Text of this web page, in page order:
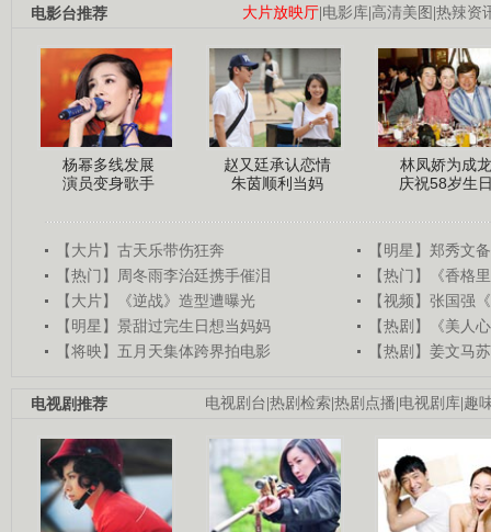
大片放映厅|电影库|高清美图 |热辣资
电影台推荐
杨幂多线发展
演员变身歌手
赵又廷承认恋情
朱茵顺利当妈
林凤娇为成龙
庆祝58岁生
【大片】古天乐带伤狂奔
【明星】郑秀文
【热门】周冬雨李治廷携手催泪
【热门】《香格
【大片】《逆战》造型遭曝光
【视频】张国强
【明星】景甜过完生日想当妈妈
【热剧】《美人
【将映】五月天集体跨界拍电影
【热剧】姜文马
电视剧台|热剧检索|热剧点播|电视剧库|趣
电视剧推荐